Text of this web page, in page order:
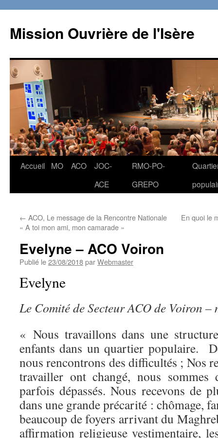
contenu
Mission Ouvrière de l'Isère
Accueil MO ACO
JOC-
ACE
RMO-PO-
GREPO
← ACO, Le message de la Rencontre Nationale
« A toi mon ami, mon camarade »
En quoi le
Evelyne – ACO Voiron
Publié le23/08/2018parWebmaster
Evelyne
Le Comité de Secteur ACO de Voiron –
« Nous travaillons dans une
enfants dans un quartier populaire.
nous rencontrons des difficultés ; Nos
travailler ont changé, nous sommes
parfois dépassés. Nous recevons de
dans une grande précarité : chômage,
beaucoup de foyers arrivant du
affirmation religieuse vestimentaire,